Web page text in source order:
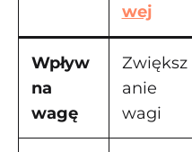
wej
Wpływ
na
wagę
Zwiększ
anie
wagi